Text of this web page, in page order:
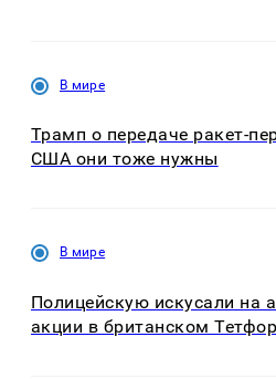
В мире
Трамп о передаче ракет-
США они тоже нужны
В мире
Полицейскую искусали на
акции в британском